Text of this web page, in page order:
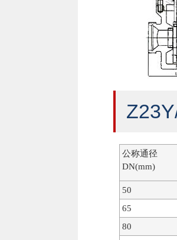
公称通径
DN(mm)
50
65
80